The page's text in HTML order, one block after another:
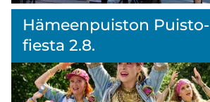
Linkki
ulkoiselle
sivulle
Hä­meen­puis­ton Puis­to­
fies­ta 2.8.